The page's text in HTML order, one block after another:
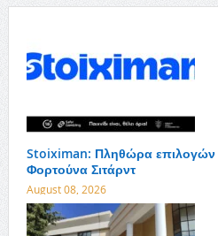
Stoiximan: Πληθώρα επιλογών
Φορτούνα Σιτάρντ
August 08, 2026